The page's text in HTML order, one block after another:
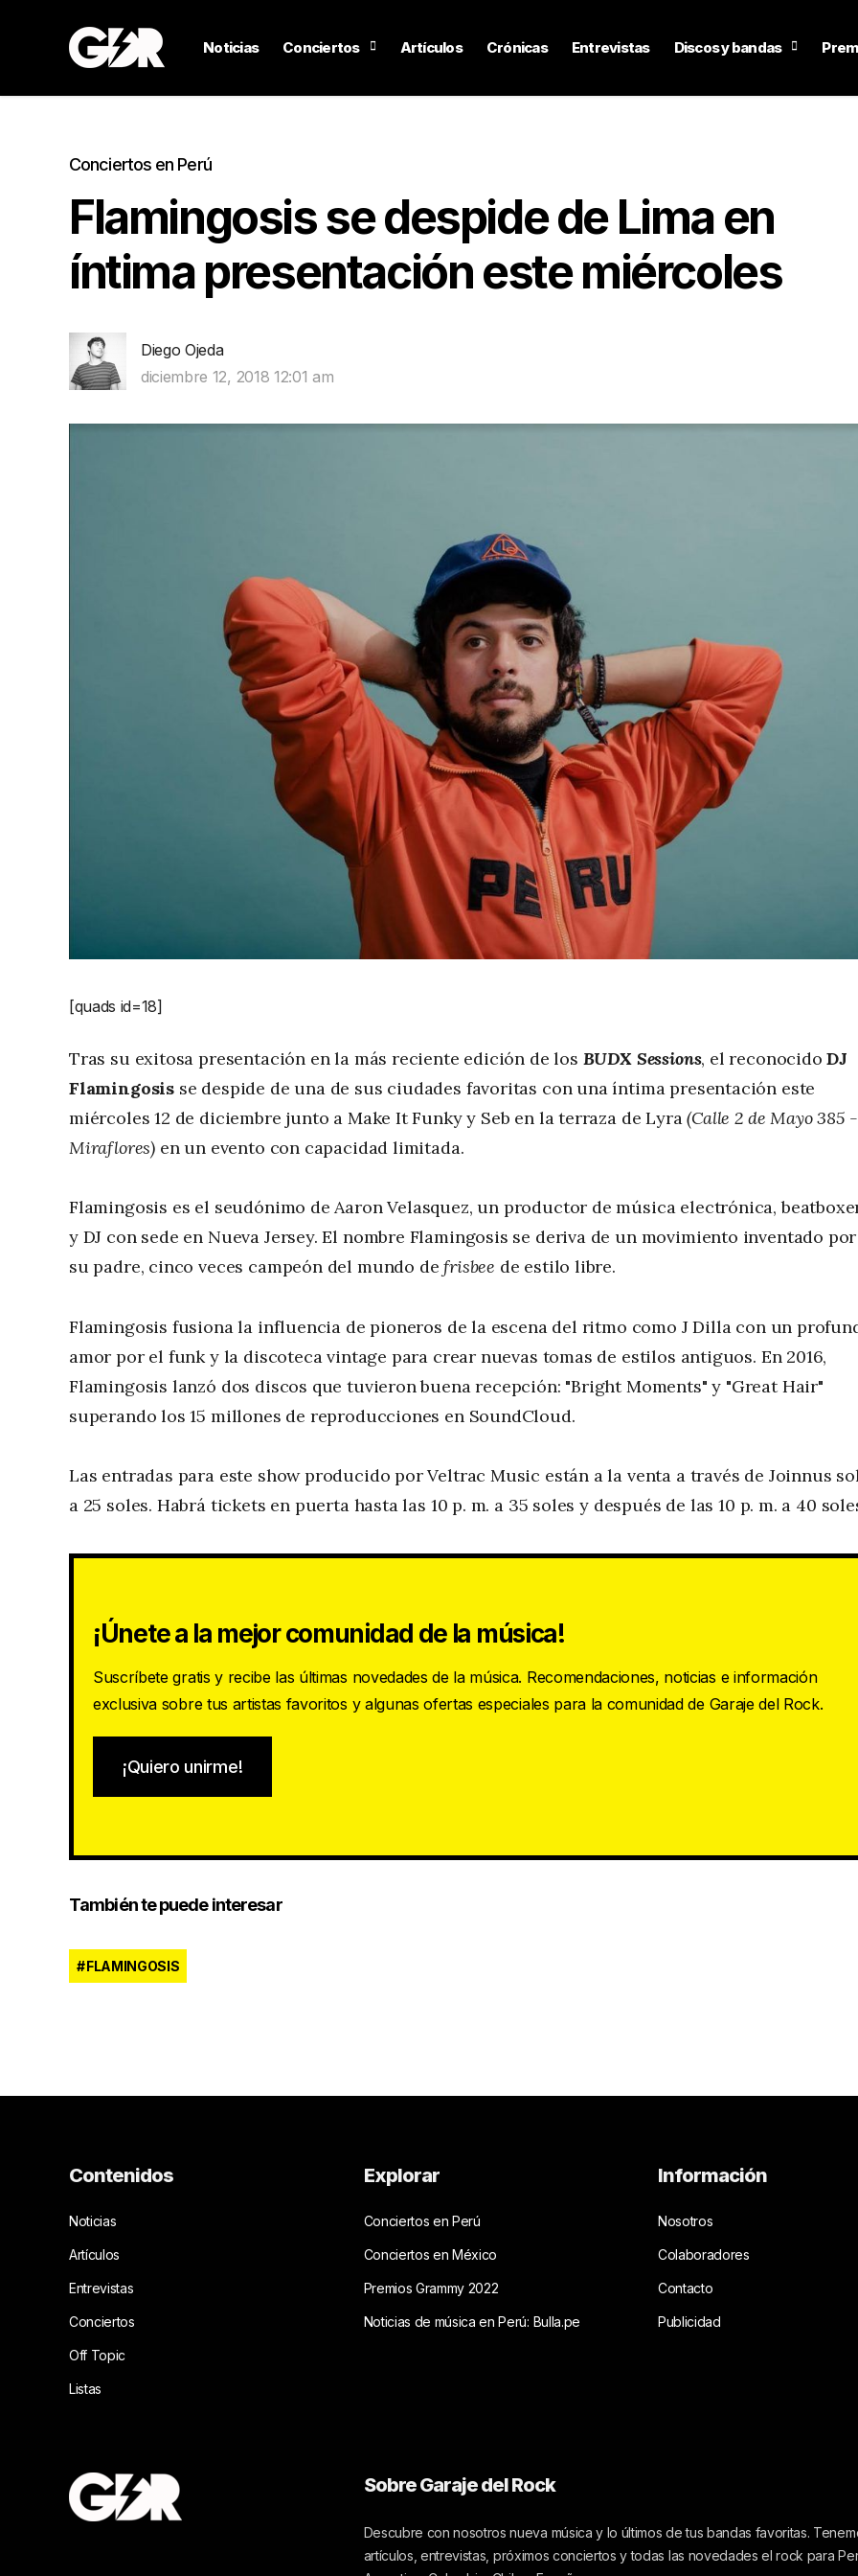
Noticias Conciertos Artículos Crónicas Entrevistas Discos y bandas
Conciertos en Perú
Flamingosis se despide de Lima en
íntima presentación este miércoles
Diego Ojeda
diciembre 12, 2018 12:01 am
[quads id=18]
Tras su exitosa presentación en la más reciente edición de los BUDX Sessions, el reconocidoDJ
Flamingosis se despide de una de sus ciudades favoritas con una íntima presentación este
miércoles 12 de diciembre junto a Make It Funky y Seb en la terraza de Lyra(Calle 2 de Mayo 385 -
Miraflores) en un evento con capacidad limitada.
Flamingosis es el seudónimo de Aaron Velasquez, un productor de música electrónica,
y DJ con sede en Nueva Jersey. El nombre Flamingosis se deriva de un movimiento inventado por
su padre, cinco veces campeón del mundo defrisbee de estilo libre.
Flamingosis fusiona la influencia de pioneros de la escena del ritmo como J Dilla con un
amor por el funk y la discoteca vintage para crear nuevas tomas de estilos antiguos. En 2016,
Flamingosis lanzó dos discos que tuvieron buena recepción: "Bright Moments" y "Great Hair"
superando los 15 millones de reproducciones en SoundCloud.
Las entradas para este show producido por Veltrac Music están a la venta a través de Joinnus
a 25 soles. Habrá tickets en puerta hasta las 10 p. m. a 35 soles y después de las 10 p. m. a 40
¡Únete a la mejor comunidad de la música!
Suscríbete gratis y recibe las últimas novedades de la música. Recomendaciones, noticias e información
exclusiva sobre tus artistas favoritos y algunas ofertas especiales para la comunidad de Garaje del Rock.
¡Quiero unirme!
También te puede interesar
FLAMINGOSIS
Contenidos
Noticias
Artículos
Entrevistas
Conciertos
Off Topic
Listas
Explorar
Conciertos en Perú
Conciertos en México
Premios Grammy 2022
Noticias de música en Perú: Bulla.pe
Información
Nosotros
Colaboradores
Contacto
Publicidad
Sobre Garaje del Rock
Descubre con nosotros nueva música y lo últimos de tus bandas favoritas.
artículos, entrevistas, próximos conciertos y todas las novedades el rock para